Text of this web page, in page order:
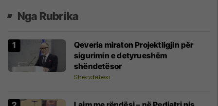
Nga Rubrika
Qeveria miraton Projektligjin për
sigurimin e detyrueshëm
shëndetësor
Shëndetësi